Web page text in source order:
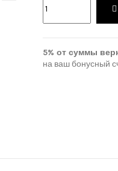
5% от суммы
на ваш бонусный